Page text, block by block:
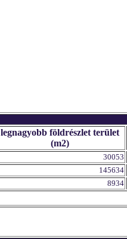
legnagyobb földrészlet terület
(m2)
30053
145634
8934